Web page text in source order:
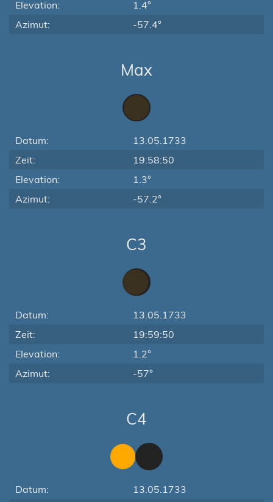
Elevation:
1.4°
Azimut:
-57.4°
Max
Datum:
13.05.1733
Zeit:
19:58:50
Elevation:
1.3°
Azimut:
-57.2°
C3
Datum:
13.05.1733
Zeit:
19:59:50
Elevation:
1.2°
Azimut:
-57°
C4
Datum:
13.05.1733